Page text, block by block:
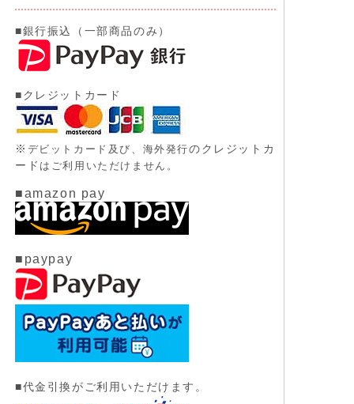
■銀行振込（一部商品のみ）
■クレジットカード
※ デビットカード及び、 海外発行のクレジットカ
ード はご利用いただけません。
■amazon pay
■paypay
■代金引換がご利用いただけます。